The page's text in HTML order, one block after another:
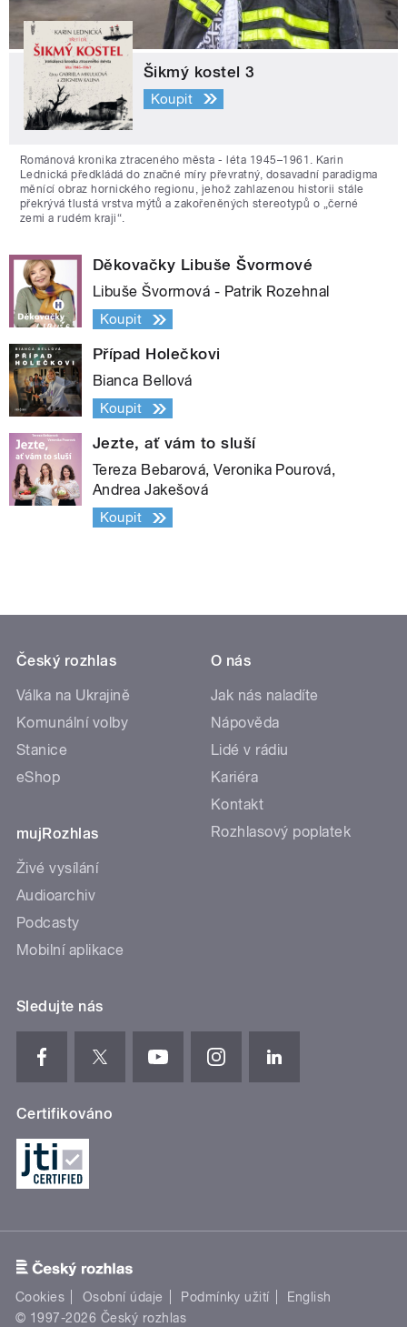
Šikmý kostel 3
Koupit
Románová kronika ztraceného města - léta 1945–1961. Karin
Lednická předkládá do značné míry převratný, dosavadní paradigma
měnící obraz hornického regionu, jehož zahlazenou historii stále
překrývá tlustá vrstva mýtů a zakořeněných stereotypů o „černé
zemi a rudém kraji“.
Děkovačky Libuše Švormové
Libuše Švormová - Patrik Rozehnal
Koupit
Případ Holečkovi
Bianca Bellová
Koupit
Jezte, ať vám to sluší
Tereza Bebarová, Veronika Pourová,
Andrea Jakešová
Koupit
Český rozhlas
Válka na Ukrajině
Komunální volby
Stanice
eShop
mujRozhlas
Živé vysílání
Audioarchiv
Podcasty
Mobilní aplikace
O nás
Jak nás naladíte
Nápověda
Lidé v rádiu
Kariéra
Kontakt
Rozhlasový poplatek
Sledujte nás
Certifikováno
Cookies Osobní údaje Podmínky užití
English
© 1997-2026 Český rozhlas